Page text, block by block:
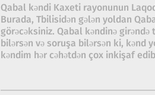
Qabal kəndi Kaxeti rayonunun
Burada, Tbilisidən gələn yoldan
görəcəksiniz. Qabal kəndinə
bilərsən və soruşa bilərsən ki, kənd
kəndim hər cəhətdən çox inkişaf